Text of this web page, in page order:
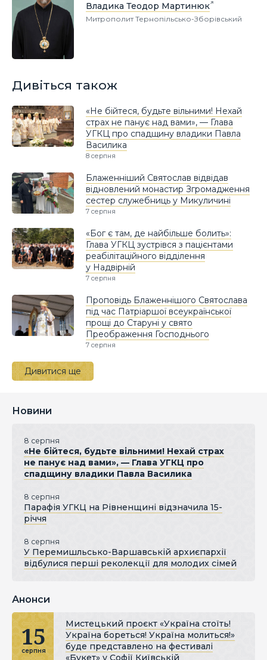
Владика Теодор Мартинюк
Митрополит Тернопільсько-Зборівський
Дивіться також
«Не бійтеся, будьте вільними! Нехай
страх не панує над вами», — Глава
УГКЦ про спадщину владики Павла
Василика
8 серпня
Блаженніший Святослав відвідав
відновлений монастир Згромадження
сестер служебниць у Микуличині
7 серпня
«Бог є там, де найбільше болить»:
Глава УГКЦ зустрівся з пацієнтами
реабілітаційного відділення
у Надвірній
7 серпня
Проповідь Блаженнішого Святослава
під час Патріаршої всеукраїнської
прощі до Старуні у свято
Преображення Господнього
7 серпня
Дивитися ще
Новини
8 серпня
«Не бійтеся, будьте вільними! Нехай страх
не панує над вами», — Глава УГКЦ про
спадщину владики Павла Василика
8 серпня
Парафія УГКЦ на Рівненщині відзначила 15-
річчя
8 серпня
У Перемишльсько-Варшавській архиєпархії
відбулися перші реколекції для молодих сімей
Анонси
15
серпня
Мистецький проєкт «Україна стоїть!
Україна бореться! Україна молиться!»
буде представлено на фестивалі
«Букет» у Софії Київській